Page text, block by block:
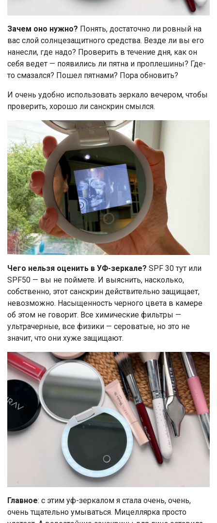
Зачем оно нужно? Понять, достаточно ли ровный на
вас слой солнцезащитного средства. Везде ли вы его
нанесли, где надо? Проверить в течение дня, как он
себя ведет — появились ли пятна и проплешины? Где-
то смазался? Пошел пятнами? Пора обновить?
И очень удобно использовать зеркало вечером, чтобы
проверить, хорошо ли санскрин смылся.
Чего нельзя оценить в УФ-зеркале? SPF 30 тут или
SPF50 — вы не поймете. И выяснить, насколько,
собственно, этот санскрин действительно защищает,
невозможно. Насыщенность черного цвета в камере
об этом не говорит. Все химические фильтры —
ультрачерные, все физики — сероватые, но это не
значит, что они хуже защищают.
Главное: с этим уф-зеркалом я стала очень, очень,
очень тщательно умываться. Мицеллярка просто